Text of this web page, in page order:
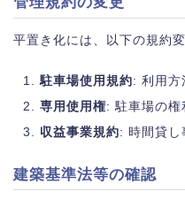
平置き化には、以下の規約
駐車場使用規約: 利用方
専用使用権: 駐車場の権
収益事業規約: 時間貸し
建築基準法等の確認